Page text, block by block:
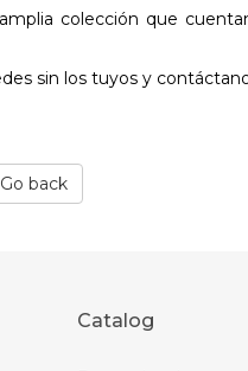
colección que
sin los tuyos y
back
Catalog